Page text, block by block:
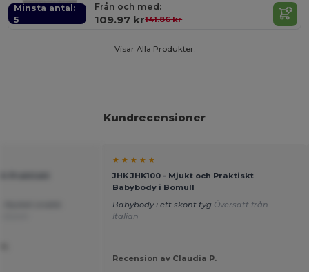
Minsta antal:
5
Från och med:
109.97 kr141.86 kr
Visar Alla Produkter.
Kundrecensioner
★ ★ ★ ★ ★
JHK JHK100 - Mjukt och Praktiskt
Babybody i Bomull
Babybody i ett skönt tyg Översatt från
Italian
Recension av Claudia P.